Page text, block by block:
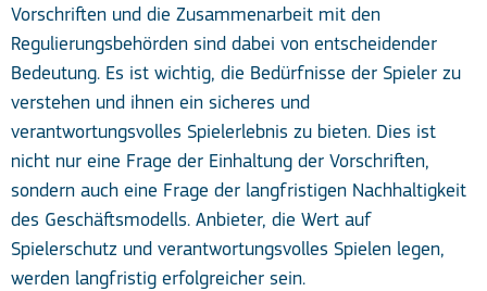
Vorschriften und die Zusammenarbeit mit den
Regulierungsbehörden sind dabei von entscheidender
Bedeutung. Es ist wichtig, die Bedürfnisse der Spieler zu
verstehen und ihnen ein sicheres und
verantwortungsvolles Spielerlebnis zu bieten. Dies ist
nicht nur eine Frage der Einhaltung der Vorschriften,
sondern auch eine Frage der langfristigen Nachhaltigkeit
des Geschäftsmodells. Anbieter, die Wert auf
Spielerschutz und verantwortungsvolles Spielen legen,
werden langfristig erfolgreicher sein.